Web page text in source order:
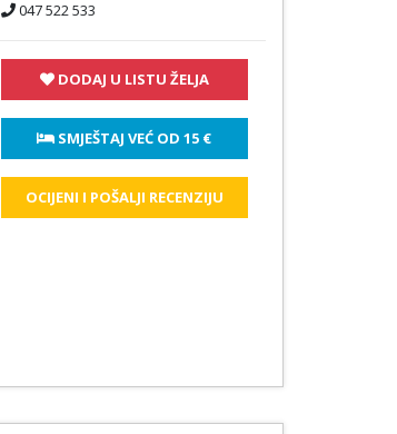
047 522 533
DODAJ U LISTU ŽELJA
SMJEŠTAJ VEĆ OD 15 €
OCIJENI I POŠALJI RECENZIJU